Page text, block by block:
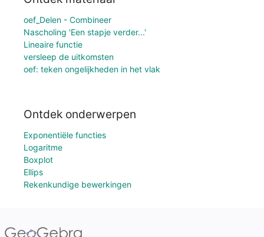
oef_Delen - Combineer
Nascholing 'Een stapje verder...'
Lineaire functie
versleep de uitkomsten
oef: teken ongelijkheden in het vlak
Ontdek onderwerpen
Exponentiële functies
Logaritme
Boxplot
Ellips
Rekenkundige bewerkingen